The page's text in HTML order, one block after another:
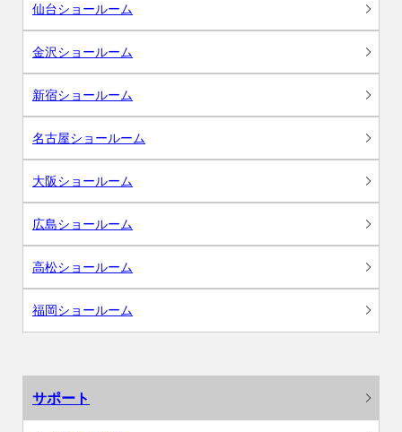
仙台ショールーム
金沢ショールーム
新宿ショールーム
名古屋ショールーム
大阪ショールーム
広島ショールーム
高松ショールーム
福岡ショールーム
サポート